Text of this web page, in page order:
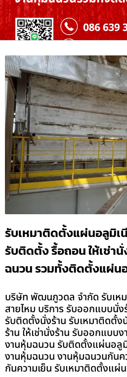
รับเหมาติดตั้งแผ่นอลูมิเ
รับติดตั้ง รื้อถอน ให้เช่านั่
ฉนวน รวมทั้งติดตั้งแผ่น
บริษัท พัฒนภูวดล จำกัด รับเห
สายไหม บริการ รับออกแบบนั่
รับติดตั้งนั่งร้าน รับเหมาติดตั้
ร้าน ให้เช่านั่งร้าน รับออกแบ
งานหุ้มฉนวน รับติดตั้งแผ่นอลู
งานหุ้มฉนวน งานหุ้มฉนวนกัน
กันความเย็น รับเหมาติดตั้งแผ่